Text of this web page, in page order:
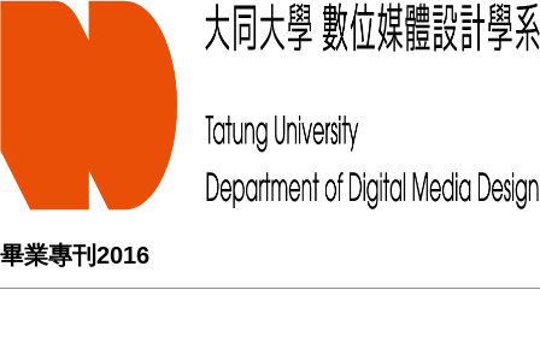
畢業專刊2016